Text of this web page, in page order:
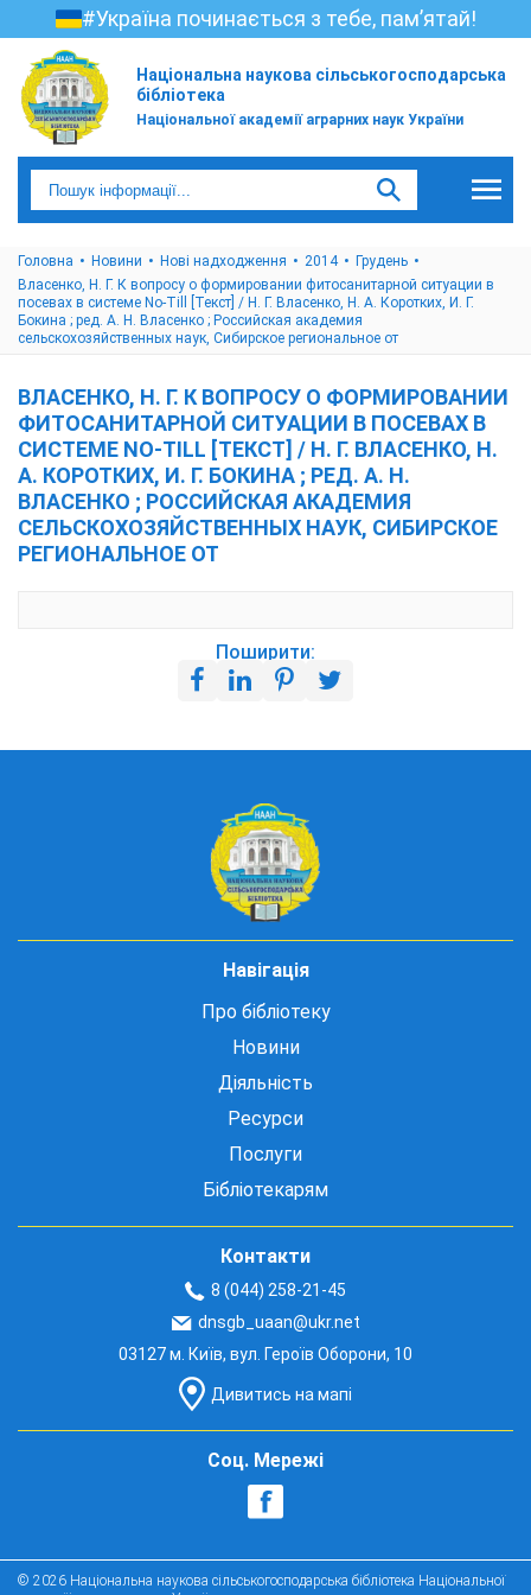
#Україна починається з тебе, пам’ятай!
Національна наукова сільськогосподарська
бібліотека
Національної академії аграрних наук України
Головна Новини Нові надходження 2014
Грудень
Власенко, Н. Г. К вопросу о формировании фитосанитарной ситуации в
посевах в системе No-Till [Текст] / Н. Г. Власенко, Н. А. Коротких, И. Г.
Бокина ; ред. А. Н. Власенко ; Российская академия
сельскохозяйственных наук, Сибирское региональное от
ВЛАСЕНКО, Н. Г. К ВОПРОСУ О ФОРМИРОВАНИИ
ФИТОСАНИТАРНОЙ СИТУАЦИИ В ПОСЕВАХ В
СИСТЕМЕ NO-TILL [ТЕКСТ] / Н. Г. ВЛАСЕНКО, Н.
А. КОРОТКИХ, И. Г. БОКИНА ; РЕД. А. Н.
ВЛАСЕНКО ; РОССИЙСКАЯ АКАДЕМИЯ
СЕЛЬСКОХОЗЯЙСТВЕННЫХ НАУК, СИБИРСКОЕ
РЕГИОНАЛЬНОЕ ОТ
Поширити:
Навігація
Про бібліотеку
Новини
Діяльність
Ресурси
Послуги
Бібліотекарям
Контакти
8 (044) 258-21-45
dnsgb_uaan@ukr.net
03127 м. Київ, вул. Героїв Оборони, 10
Дивитись на мапі
Соц. Мережі
© 2026 Національна наукова сільськогосподарська бібліотека Національної